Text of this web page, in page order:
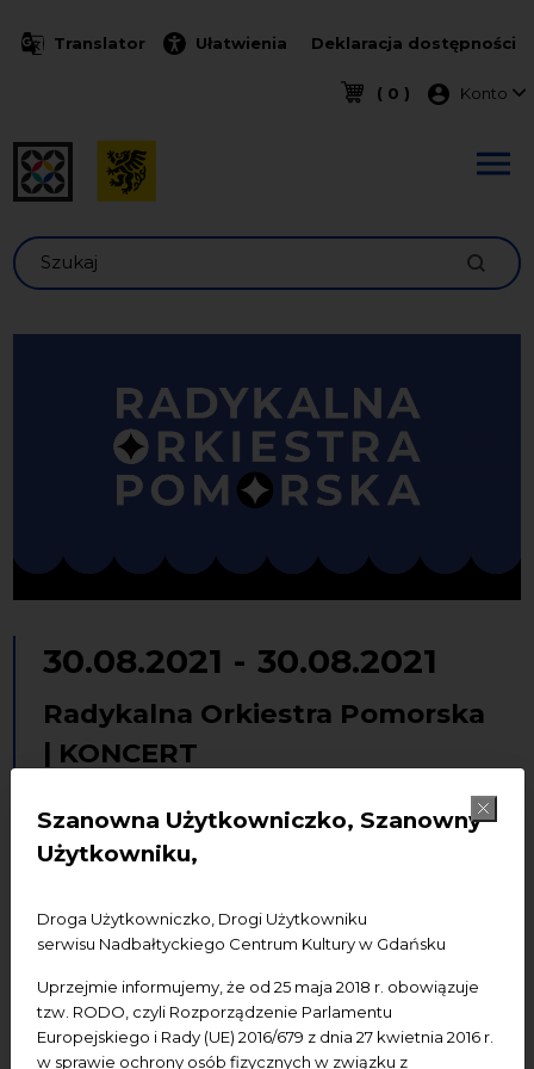
Szanowna Użytkowniczko, Szanowny
Użytkowniku,
Droga Użytkowniczko, Drogi Użytkowniku
serwisu Nadbałtyckiego Centrum Kultury w Gdańsku
Uprzejmie informujemy, że od 25 maja 2018 r. obowiązuje
tzw. RODO, czyli Rozporządzenie Parlamentu
Europejskiego i Rady (UE) 2016/679 z dnia 27 kwietnia 2016 r.
w sprawie ochrony osób fizycznych w związku z
Translator Ułatwienia Deklaracja dostępności
( 0 ) Menu
Konto
Szukaj
30.08.2021 - 30.08.2021
Radykalna Orkiestra Pomorska
| KONCERT
Dodaj do kalendarza Google
Miejsce wydarzenia:NCK - Centrum św. Jana
Start:godz. 19.00
Wstęp:bilety 10 zł (ulgowy) i 15 zł (normalny) |Kup bilet